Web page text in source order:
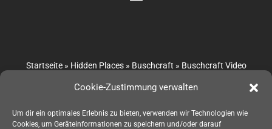
Cookie-Zustimmung verwalten
Um dir ein optimales Erlebnis zu bieten, verwenden wir Technologien wie
Cookies, um Geräteinformationen zu speichern und/oder darauf
Toggle
Zimmer
Business
Startseite» Hidden Places» Buschcraft » Buschcraft Video
Buschcraft